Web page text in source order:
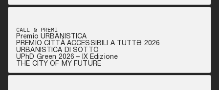
CALL & PREMI
Premio URBANISTICA
PREMIO CITTÀ ACCESSIBILI A TUTTƏ 2026
URBANISTICA DI SOTTO
UPhD Green 2026 – IX Edizione
THE CITY OF MY FUTURE